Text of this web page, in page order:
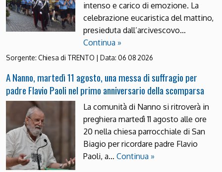
intenso e carico di emozione. La
celebrazione eucaristica del mattino,
presieduta dall’arcivescovo…
Continua »
Sorgente: Chiesa di TRENTO | Data: 06 08 2026
A Nanno, martedì 11 agosto, una messa di suffragio per
padre Flavio Paoli nel primo anniversario della scomparsa
La comunità di Nanno si ritroverà in
preghiera martedì 11 agosto alle ore
20 nella chiesa parrocchiale di San
Biagio per ricordare padre Flavio
Paoli, a… Continua »